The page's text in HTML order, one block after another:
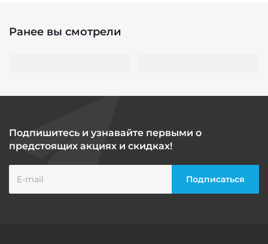
Ранее вы смотрели
Подпишитесь и узнавайте первыми о
предстоящих акциях и скидках!